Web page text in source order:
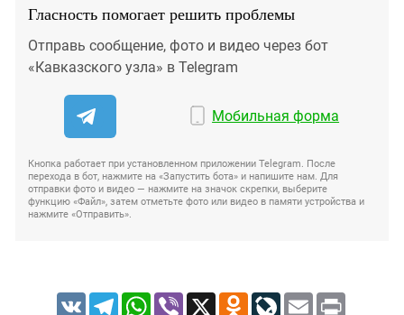
Гласность помогает решить проблемы
Отправь сообщение, фото и видео через бот
«Кавказского узла» в Telegram
Мобильная форма
Кнопка работает при установленном приложении Telegram. После
перехода в бот, нажмите на «Запустить бота» и напишите нам. Для
отправки фото и видео — нажмите на значок скрепки, выберите
функцию «Файл», затем отметьте фото или видео в памяти устройства и
нажмите «Отправить».
VK TelegramWhatsApp
Viber X Odnoklassniki
LiveJournal
Email Print